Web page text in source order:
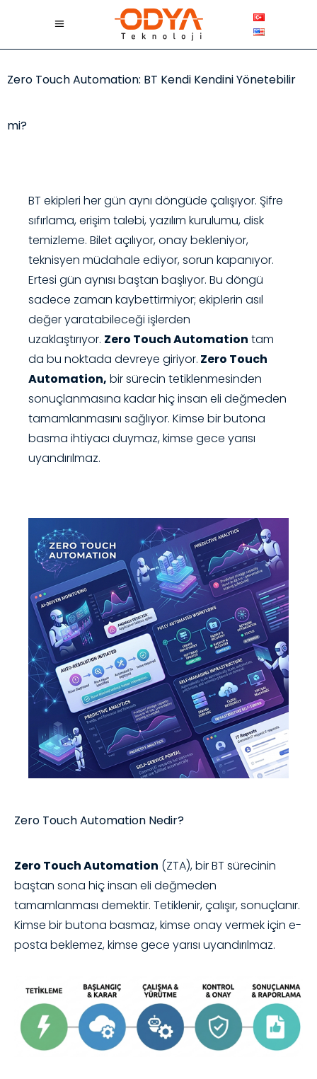
Zero Touch Automation: BT Kendi Kendini Yönetebilir
mi?
BT ekipleri her gün aynı döngüde çalışıyor. Şifre
sıfırlama, erişim talebi, yazılım kurulumu, disk
temizleme. Bilet açılıyor, onay bekleniyor,
teknisyen müdahale ediyor, sorun kapanıyor.
Ertesi gün aynısı baştan başlıyor. Bu döngü
sadece zaman kaybettirmiyor; ekiplerin asıl
değer yaratabileceği işlerden
uzaklaştırıyor. Zero Touch Automation tam
da bu noktada devreye giriyor. Zero Touch
Automation, bir sürecin tetiklenmesinden
sonuçlanmasına kadar hiç insan eli değmeden
tamamlanmasını sağlıyor. Kimse bir butona
basma ihtiyacı duymaz, kimse gece yarısı
uyandırılmaz.
Zero Touch Automation Nedir?
Zero Touch Automation (ZTA), bir BT sürecinin
baştan sona hiç insan eli değmeden
tamamlanması demektir. Tetiklenir, çalışır, sonuçlanır.
Kimse bir butona basmaz, kimse onay vermek için e-
posta beklemez, kimse gece yarısı uyandırılmaz.